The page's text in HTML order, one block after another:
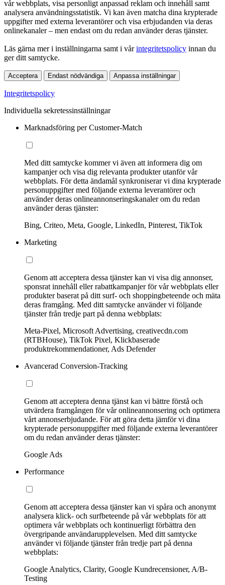
vår webbplats, visa personligt anpassad reklam och innehåll samt
analysera användningsstatistik. Vi kan även matcha dina krypterade
uppgifter med externa leverantörer och visa erbjudanden via deras
onlinekanaler – men endast om du redan använder deras tjänster.
Läs gärna mer i inställningarna samt i vårintegritetspolicy innan du
ger ditt samtycke.
Acceptera Endast nödvändiga Anpassa inställningar
Integritetspolicy
Individuella sekretessinställningar
Marknadsföring per Customer-Match
Med ditt samtycke kommer vi även att informera dig om
kampanjer och visa dig relevanta produkter utanför vår
webbplats. För detta ändamål synkroniserar vi dina krypterade
personuppgifter med följande externa leverantörer och
använder deras onlineannonseringskanaler om du redan
använder deras tjänster:
Bing, Criteo, Meta, Google, LinkedIn, Pinterest, TikTok
Marketing
Genom att acceptera dessa tjänster kan vi visa dig annonser,
sponsrat innehåll eller rabattkampanjer för vår webbplats eller
produkter baserat på ditt surf- och shoppingbeteende och mäta
deras framgång. Med ditt samtycke använder vi följande
tjänster från tredje part på denna webbplats:
Meta-Pixel, Microsoft Advertising, creativecdn.com
(RTBHouse), TikTok Pixel, Klickbaserade
produktrekommendationer, Ads Defender
Avancerad Conversion-Tracking
Genom att acceptera denna tjänst kan vi bättre förstå och
utvärdera framgången för vår onlineannonsering och optimera
vårt annonserbjudande. För att göra detta jämför vi dina
krypterade personuppgifter med följande externa leverantörer
om du redan använder deras tjänster:
Google Ads
Performance
Genom att acceptera dessa tjänster kan vi spåra och anonymt
analysera klick- och surfbeteende på vår webbplats för att
optimera vår webbplats och kontinuerligt förbättra den
övergripande användarupplevelsen. Med ditt samtycke
använder vi följande tjänster från tredje part på denna
webbplats:
Google Analytics, Clarity, Google Kundrecensioner, A/B-
Testing